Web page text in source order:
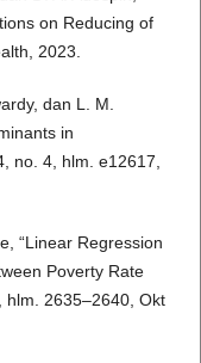
on Reducing of
2023.
dan L. M.
in
no. 4, hlm. e12617,
“Linear Regression
Poverty Rate
hlm. 2635–2640, Okt